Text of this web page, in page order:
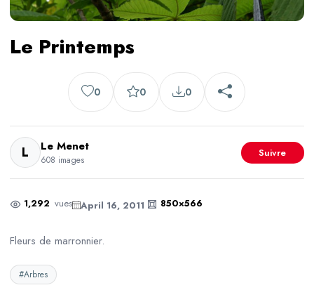
Le Printemps
0 0 0
L Le Menet
608 images
Suivre
1,292 vues April 16, 2011 850×566
Fleurs de marronnier.
#Arbres